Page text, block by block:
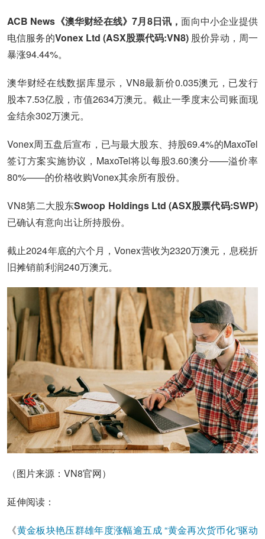
ACB News《澳华财经在线》7月8日讯，面向中小企业提供
电信服务的Vonex Ltd (ASX股票代码:VN8) 股价异动，周一
暴涨94.44%。
澳华财经在线数据库显示，VN8最新价0.035澳元，已发行
股本7.53亿股，市值2634万澳元。截止一季度末公司账面现
金结余302万澳元。
Vonex周五盘后宣布，已与最大股东、持股69.4%的MaxoTel
签订方案实施协议，MaxoTel将以每股3.60澳分——溢价率
80%——的价格收购Vonex其余所有股份。
VN8第二大股东Swoop Holdings Ltd (ASX股票代码:SWP)
已确认有意向出让所持股份。
截止2024年底的六个月，Vonex营收为2320万澳元，息税折
旧摊销前利润240万澳元。
（图片来源：VN8官网）
延伸阅读：
《黄金板块艳压群雄年度涨幅逾五成 “黄金再次货币化”驱动